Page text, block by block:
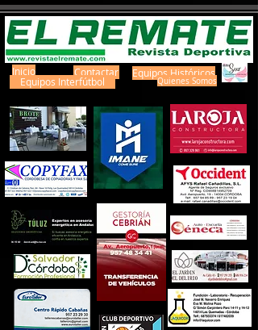
Inicio Contactar
Equipos Interfútbol
Equipos Históricos
Quienes Somos